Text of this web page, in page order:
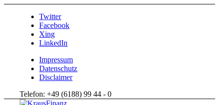
Twitter
Facebook
Xing
LinkedIn
Impressum
Datenschutz
Disclaimer
Telefon: +49 (6188) 99 44 - 0